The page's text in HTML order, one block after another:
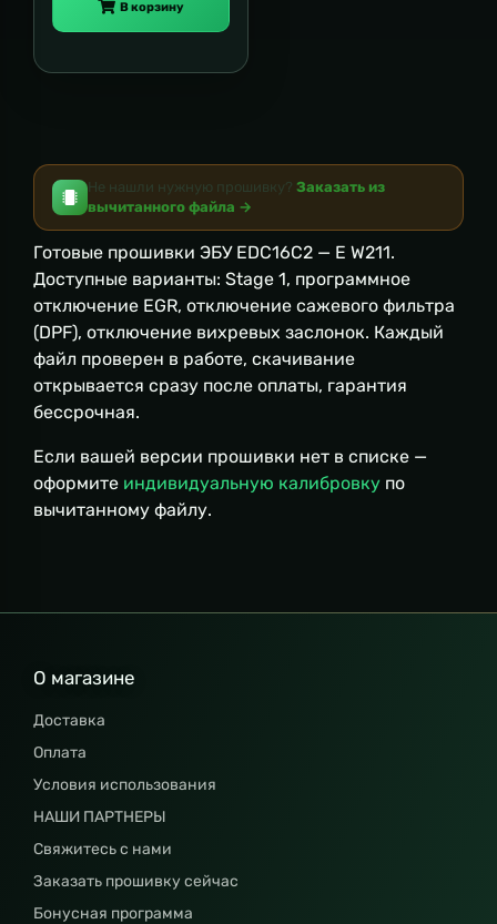
В корзину
Не нашли нужную прошивку? Заказать из
вычитанного файла →
Готовые прошивки ЭБУ EDC16C2 — E W211.
Доступные варианты: Stage 1, программное
отключение EGR, отключение сажевого фильтра
(DPF), отключение вихревых заслонок. Каждый
файл проверен в работе, скачивание
открывается сразу после оплаты, гарантия
бессрочная.
Если вашей версии прошивки нет в списке —
оформите индивидуальную калибровку по
вычитанному файлу.
О магазине
Доставка
Оплата
Условия использования
НАШИ ПАРТНЕРЫ
Свяжитесь с нами
Заказать прошивку сейчас
Бонусная программа